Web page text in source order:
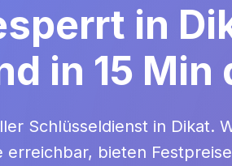
in
in 15 Min
Schlüsseldienst in Dikat.
erreichbar, bieten